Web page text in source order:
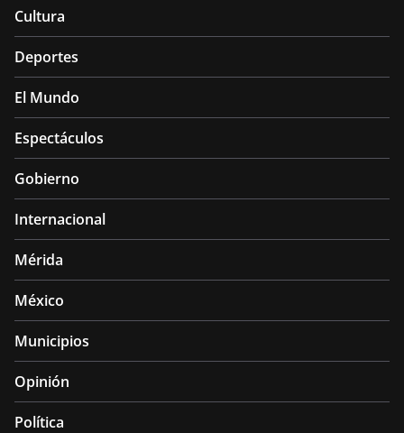
Cultura
Deportes
El Mundo
Espectáculos
Gobierno
Internacional
Mérida
México
Municipios
Opinión
Política